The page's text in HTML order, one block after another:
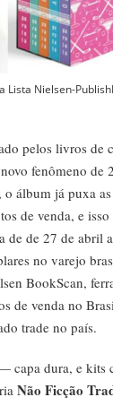
Lista Nielsen-
pelos livros de
fenômeno de
, o álbum já puxa
de venda, e isso
de de 27 de abril
no varejo
BookScan,
de venda no
trade no país.
capa dura, e
Não Ficção